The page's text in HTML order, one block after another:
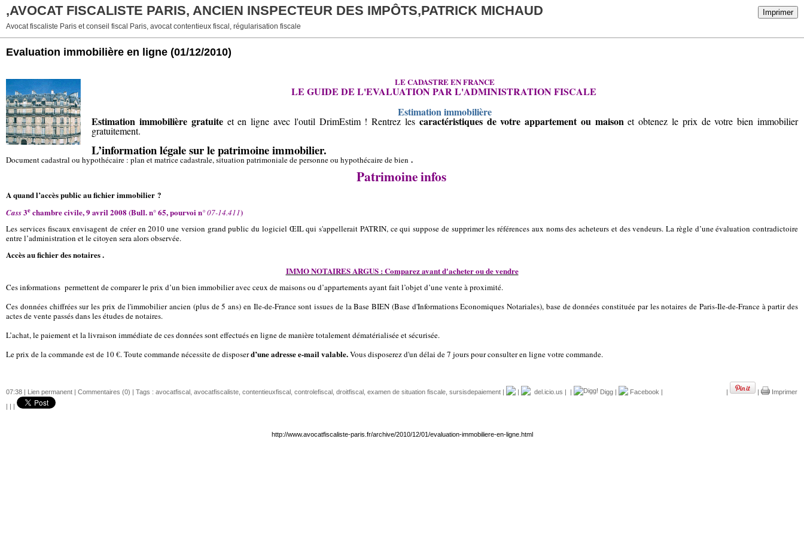
Imprimer
,AVOCAT FISCALISTE PARIS, ANCIEN INSPECTEUR DES IMPÔTS,PATRICK MICHAUD
Avocat fiscaliste Paris et conseil fiscal Paris, avocat contentieux fiscal, régularisation fiscale
Evaluation immobilière en ligne (01/12/2010)
LE CADASTRE EN FRANCE
LE GUIDE DE L'EVALUATION PAR L'ADMINISTRATION FISCALE
Estimation immobilière
Estimation immobilière gratuiteet en ligne avec l'outil DrimEstim ! Rentrez les caractéristiques de votre appartement ou maison et obtenez le prix de votre bien immobilier
gratuitement.
L’information légale sur le patrimoine immobilier.
Document cadastral ou hypothécaire : plan et matrice cadastrale, situation patrimoniale de personne ou hypothécaire de bien .
Patrimoine infos
A quand l’accès public au fichier immobilier ?
Cass3echambre civile, 9 avril 2008 (Bull. n° 65, pourvoi n° 07-14.411)
Les services fiscaux envisagent de créer en 2010 une version grand public du logiciel ŒIL qui s'appellerait PATRIN, ce qui suppose de supprimer les références aux noms des acheteurs et des vendeurs. La règle d’une évaluation contradictoire
entre l’administration et le citoyen sera alors observée.
Accès au fichier des notaires .
IMMO NOTAIRES ARGUS : Comparez avant d'acheter ou de vendre
Ces informations permettent de comparer le prix d’un bien immobilier avec ceux de maisons ou d’appartements ayant fait l’objet d’une vente à proximité.
Ces données chiffrées sur les prix de l'immobilier ancien (plus de 5 ans) en Ile-de-France sont issues de la Base BIEN (Base d'Informations Economiques Notariales), base de données constituée par les notaires de Paris-Ile-de-France à partir des
actes de vente passés dans les études de notaires.
L’achat, le paiement et la livraison immédiate de ces données sont effectués en ligne de manière totalement dématérialisée et sécurisée.
Le prix de la commande est de 10 €. Toute commande nécessite de disposerd’une adresse e-mail valable.Vous disposerez d'un délai de 7 jours pour consulter en ligne votre commande.
07:38 | Lien permanent Commentaires (0) | Tags : avocatfiscal avocatfiscaliste contentieuxfiscal controlefiscal droitfiscal examen de situation fiscale sursisdepaiement del.icio.us Digg Facebook
Imprimer
http://www.avocatfiscaliste-paris.fr/archive/2010/12/01/evaluation-immobiliere-en-ligne.html